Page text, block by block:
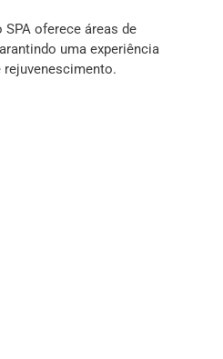
oferece áreas de
uma experiência